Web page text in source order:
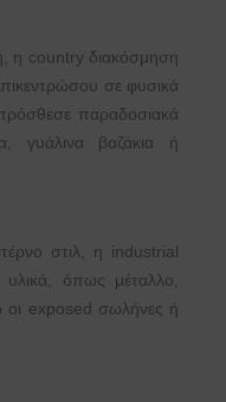
η country διακόσμηση
σε φυσικά
παραδοσιακά
γυάλινα βαζάκια ή
στιλ, η industrial
υλικά, όπως μέταλλο,
οι exposed σωλήνες ή